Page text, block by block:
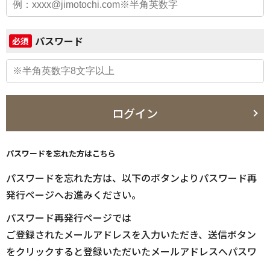
必須 パスワード
ログイン
パスワードを忘れた方はこちら
パスワードを忘れた方は、以下のボタンよりパスワード再
発行ページへお進みください。
パスワード再発行ページでは
ご登録されたメールアドレスを入力いただき、送信ボタン
をクリックすると登録いただいたメールアドレスへパスワ